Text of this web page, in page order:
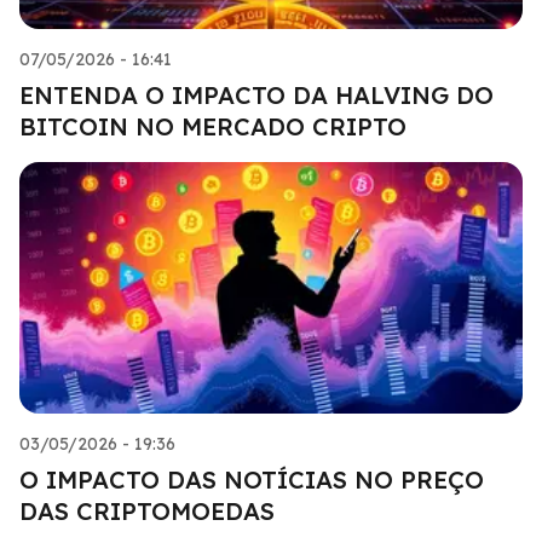
07/05/2026 - 16:41
ENTENDA O IMPACTO DA HALVING DO
BITCOIN NO MERCADO CRIPTO
03/05/2026 - 19:36
O IMPACTO DAS NOTÍCIAS NO PREÇO
DAS CRIPTOMOEDAS